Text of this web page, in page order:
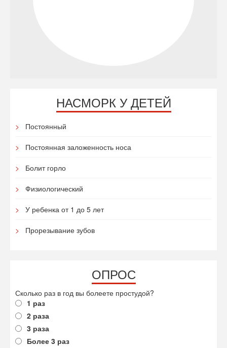
НАСМОРК У ДЕТЕЙ
Постоянный
Постоянная заложенность носа
Болит горло
Физиологический
У ребенка от 1 до 5 лет
Прорезывание зубов
ОПРОС
Сколько раз в год вы болеете простудой?
1 раз
2 раза
3 раза
Более 3 раз